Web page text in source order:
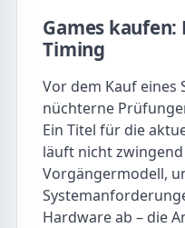
Games
Timing
Vor dem Kauf eines
nüchterne
Ein Titel für die
läuft nicht
Vorgängermodell,
Hardware ab – die